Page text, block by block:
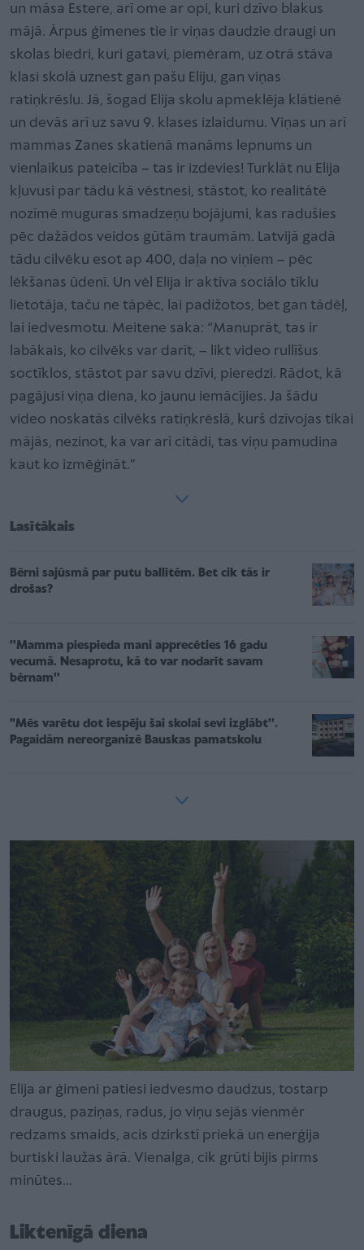
un māsa Estere, arī ome ar opi, kuri dzīvo blakus
mājā. Ārpus ģimenes tie ir viņas daudzie draugi un
skolas biedri, kuri gatavi, piemēram, uz otrā stāva
klasi skolā uznest gan pašu Eliju, gan viņas
ratiņkrēslu. Jā, šogad Elija skolu apmeklēja klātienē
un devās arī uz savu 9. klases izlaidumu. Viņas un arī
mammas Zanes skatienā manāms lepnums un
vienlaikus pateicība – tas ir izdevies! Turklāt nu Elija
kļuvusi par tādu kā vēstnesi, stāstot, ko realitātē
nozīmē muguras smadzeņu bojājumi, kas radušies
pēc dažādos veidos gūtām traumām. Latvijā gadā
tādu cilvēku esot ap 400, daļa no viņiem – pēc
lēkšanas ūdenī. Un vēl Elija ir aktīva sociālo tīklu
lietotāja, taču ne tāpēc, lai padižotos, bet gan tādēļ,
lai iedvesmotu. Meitene saka: “Manuprāt, tas ir
labākais, ko cilvēks var darīt, – likt video rullīšus
soctīklos, stāstot par savu dzīvi, pieredzi. Rādot, kā
pagājusi viņa diena, ko jaunu iemācījies. Ja šādu
video noskatās cilvēks ratiņkrēslā, kurš dzīvojas tikai
mājās, nezinot, ka var arī citādi, tas viņu pamudina
kaut ko izmēģināt.”
Lasītākais
Bērni sajūsmā par putu ballītēm. Bet cik tās ir
drošas?
''Mamma piespieda mani apprecēties 16 gadu
vecumā. Nesaprotu, kā to var nodarīt savam
bērnam''
"Mēs varētu dot iespēju šai skolai sevi izglābt''.
Pagaidām nereorganizē Bauskas pamatskolu
Elija ar ģimeni patiesi iedvesmo daudzus, tostarp
draugus, paziņas, radus, jo viņu sejās vienmēr
redzams smaids, acis dzirkstī priekā un enerģija
burtiski laužas ārā. Vienalga, cik grūti bijis pirms
minūtes...
Liktenīgā diena